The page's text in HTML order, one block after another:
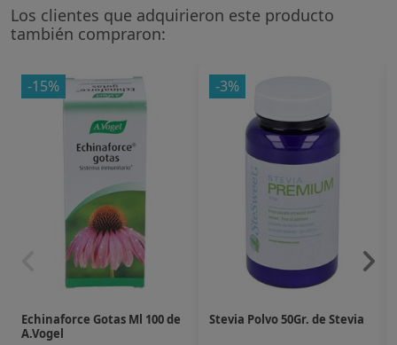
Los clientes que adquirieron este producto
también compraron:
-15%
Echinaforce Gotas Ml 100 de
A.Vogel
-3%
Stevia Polvo 50Gr. de Stevia